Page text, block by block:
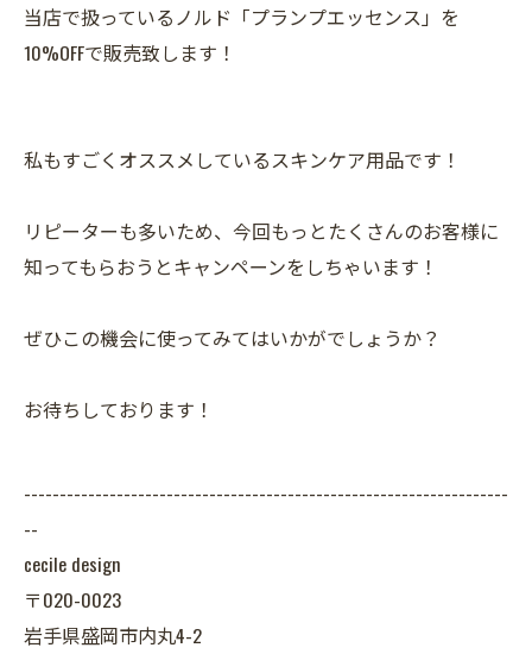
当店で扱っているノルド「プランプエッセンス」を
10%OFFで販売致します！
私もすごくオススメしているスキンケア用品です！
リピーターも多いため、今回もっとたくさんのお客様に
知ってもらおうとキャンペーンをしちゃいます！
ぜひこの機会に使ってみてはいかがでしょうか？
お待ちしております！
--------------------------------------------------------------------
--
cecile design
〒020-0023
岩手県盛岡市内丸4-2